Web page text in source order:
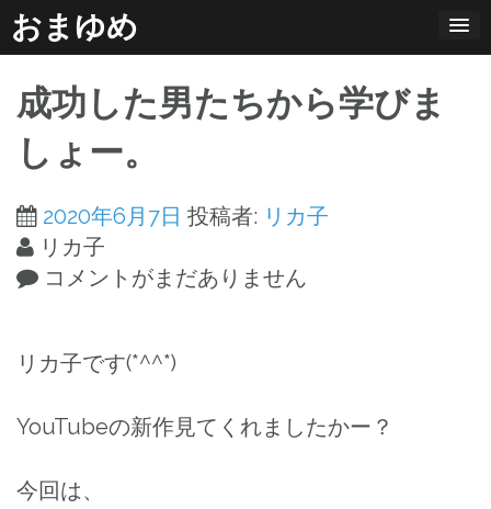
コ
ン
ン
ス
キ
ッ
プ
おまゆめ
成功した男たちから学びま
しょー。
2020年6月7日 投稿者: リカ子
リカ子
コメントがまだありません
リカ子です(*^^*)
YouTubeの新作見てくれましたかー？
今回は、